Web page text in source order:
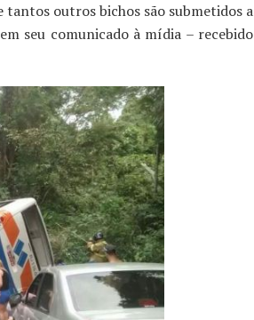
tantos outros bichos são submetidos a
seu comunicado à mídia – recebido